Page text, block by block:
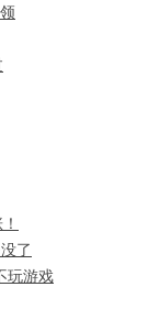
了
玩游戏